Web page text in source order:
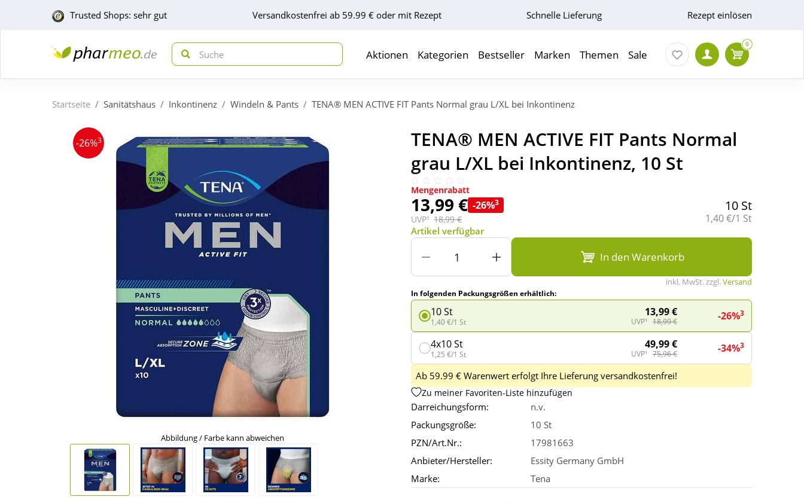
Trusted Shops: sehr gut Versandkostenfrei ab 59.99 € oder mit Rezept Schnelle Lieferung Rezept einlösen
Aktionen Kategorien Bestseller Marken Themen Sale
0
Startseite Sanitätshaus Inkontinenz Windeln & Pants TENA® MEN ACTIVE FIT Pants Normal grau L/XL bei Inkontinenz
-26%3
Abbildung / Farbe kann abweichen
TENA® MEN ACTIVE FIT Pants Normal
grau L/XL bei Inkontinenz, 10 St
Mengenrabatt
13,99 € -26%3
UVP¹ 18,99 €
10 St
Grundpreis:
1,40 €/1 St
Artikel verfügbar
In den Warenkorb
inkl. MwSt. zzgl.Versand
In folgenden Packungsgrößen erhältlich:
10 St
1,40 €/1 St
13,99 €
UVP¹ 18,99 € -26%3
4x10 St
1,25 €/1 St
49,99 €
UVP¹ 75,96 € -34%3
Ab 59.99 € Warenwert erfolgt Ihre Lieferung versandkostenfrei!
Zu meiner Favoriten-Liste hinzufügen
Darreichungsform:
n.v.
Packungsgröße:
10 St
PZN/Art.Nr.:
17981663
Anbieter/Hersteller:
Essity Germany GmbH
Marke:
Tena